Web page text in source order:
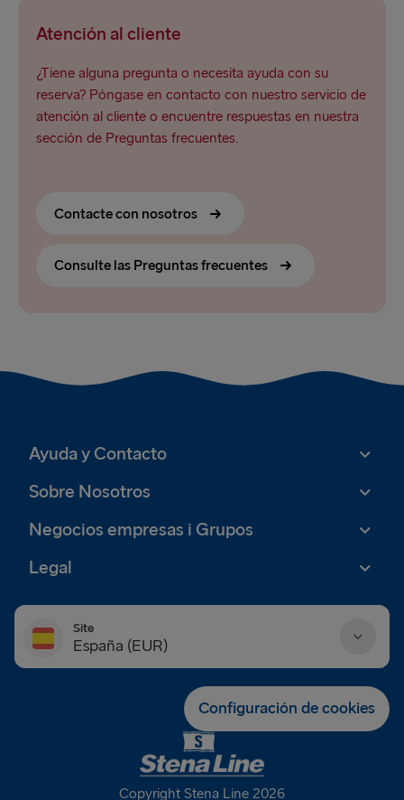
Atención al cliente
¿Tiene alguna pregunta o necesita ayuda con su
reserva? Póngase en contacto con nuestro servicio de
atención al cliente o encuentre respuestas en nuestra
sección de Preguntas frecuentes.
Contacte con nosotros
Consulte las Preguntas frecuentes
Ayuda y Contacto
Sobre Nosotros
Negocios empresas i Grupos
Legal
Site
España (EUR)
Configuración de cookies
Copyright Stena Line 2026